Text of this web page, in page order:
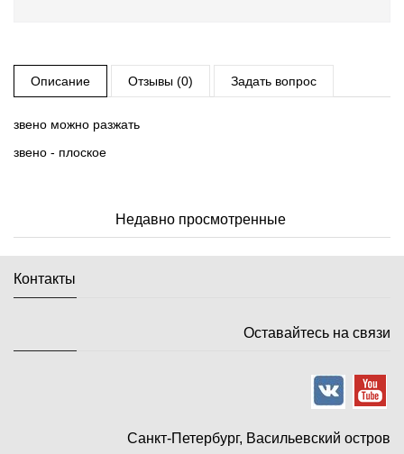
Описание Отзывы (0) Задать вопрос
звено можно разжать
звено - плоское
Недавно просмотренные
Контакты
Оставайтесь на связи
Санкт-Петербург, Васильевский остров